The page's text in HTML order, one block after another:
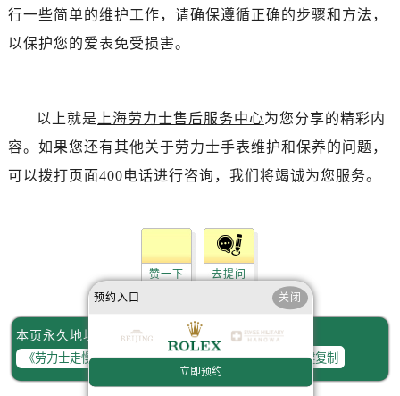
行一些简单的维护工作，请确保遵循正确的步骤和方法，
以保护您的爱表免受损害。
以上就是 上海劳力士售后服务中心为您分享的精彩内
容。如果您还有其他关于劳力士手表维护和保养的问题，
可以拨打页面400电话进行咨询，我们将竭诚为您服务。
赞一下 去提问
本页永久地址：
一键复制
预约入口 关闭
立即预约